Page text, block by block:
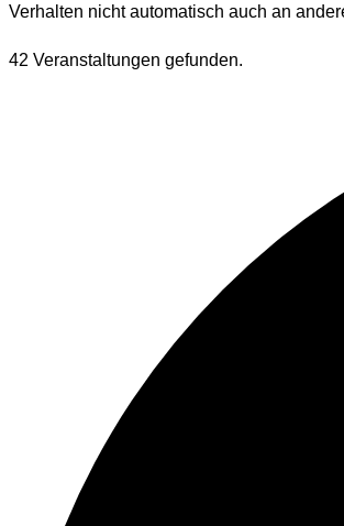
Verhalten nicht automatisch auch an
42 Veranstaltungen gefunden.